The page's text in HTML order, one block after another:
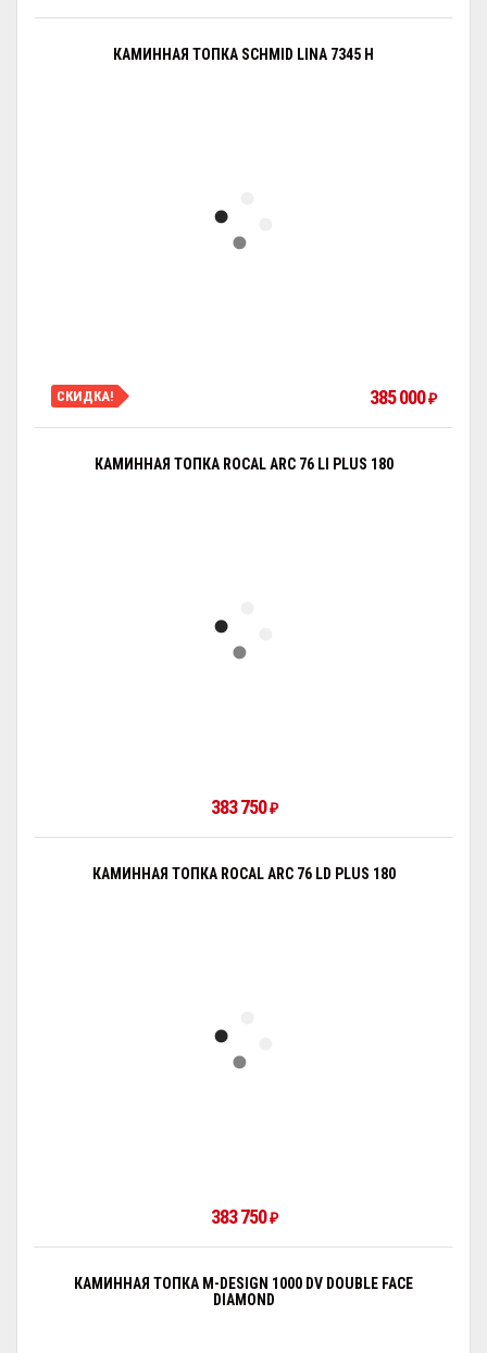
КАМИННАЯ ТОПКА SCHMID LINA 7345 H
СКИДКА! 385 000₽
КАМИННАЯ ТОПКА ROCAL ARC 76 LI PLUS 180
383 750₽
КАМИННАЯ ТОПКА ROCAL ARC 76 LD PLUS 180
383 750₽
КАМИННАЯ ТОПКА M-DESIGN 1000 DV DOUBLE FACE
DIAMOND